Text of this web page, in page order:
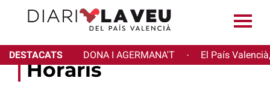
DESTACATS DONA I AGERMANA'T · El País
Horaris